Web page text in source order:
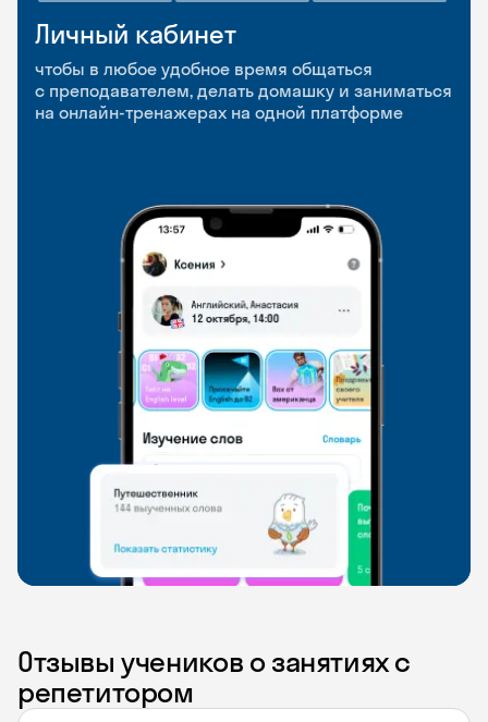
Личный кабинет
чтобы в любое удобное время общаться
с преподавателем, делать домашку и заниматься
на онлайн-тренажерах на одной платформе
Мобильное
приложение
чтобы заниматься и изучать новые слова где
и когда удобно
Разговорные клубы
и Talks
Групповые занятия для разговорной практики
и индивидуальные встречи с преподавателями
Отзывы учеников о занятиях с
репетитором